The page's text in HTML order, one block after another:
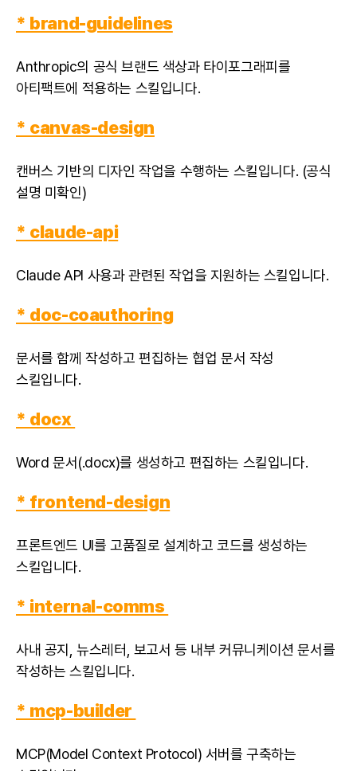
* brand-guidelines
Anthropic의 공식 브랜드 색상과 타이포그래피를
아티팩트에 적용하는 스킬입니다.
* canvas-design
캔버스 기반의 디자인 작업을 수행하는 스킬입니다. (공식
설명 미확인)
* claude-api
Claude API 사용과 관련된 작업을 지원하는 스킬입니다.
* doc-coauthoring
문서를 함께 작성하고 편집하는 협업 문서 작성
스킬입니다.
* docx
Word 문서(.docx)를 생성하고 편집하는 스킬입니다.
* frontend-design
프론트엔드 UI를 고품질로 설계하고 코드를 생성하는
스킬입니다.
* internal-comms
사내 공지, 뉴스레터, 보고서 등 내부 커뮤니케이션 문서를
작성하는 스킬입니다.
* mcp-builder
MCP(Model Context Protocol) 서버를 구축하는